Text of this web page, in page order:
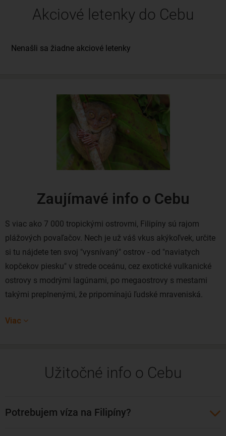
Akciové letenky do Cebu
Zaujímavé info o Cebu
S viac ako 7 000 tropickými ostrovmi, Filipíny sú rajom
plážových povaľačov. Nech je už váš vkus akýkoľvek, určite
si tu nájdete ten svoj "vysnívaný" ostrov - od "naviatych
kopčekov piesku" v strede oceánu, cez exotické vulkanické
ostrovy s modrými lagúnami, po megaostrovy s mestami
takými preplnenými, že pripomínajú ľudské mraveniská.
Ostrov ponúka ideálne podmienky pre potápanie,
Odporúčame navštíviť reštaurácie s miestnou kuchyňou a
Viac
Užitočné info o Cebu
Potrebujem víza na Filipíny?